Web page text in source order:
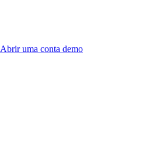
Abrir uma conta demo